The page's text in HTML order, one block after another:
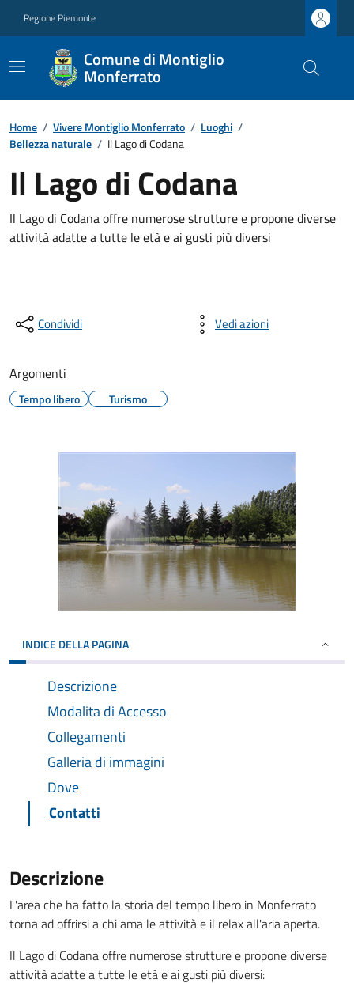
Regione Piemonte
Comune di Montiglio
Monferrato
Home / Vivere Montiglio Monferrato / Luoghi /
Bellezza naturale / Il Lago di Codana
Il Lago di Codana
Il Lago di Codana offre numerose strutture e propone diverse
attività adatte a tutte le età e ai gusti più diversi
Condividi Vedi azioni
Argomenti
Tempo libero Turismo
INDICE DELLA PAGINA
Descrizione
Modalita di Accesso
Collegamenti
Galleria di immagini
Dove
Contatti
Descrizione
L'area che ha fatto la storia del tempo libero in Monferrato
torna ad offrirsi a chi ama le attività e il relax all'aria aperta.
Il Lago di Codana offre numerose strutture e propone diverse
attività adatte a tutte le età e ai gusti più diversi: